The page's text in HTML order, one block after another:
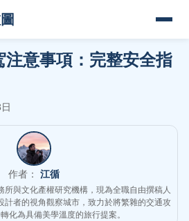
意事項：完整安全指
作者： 江循
與文化產權研究機構，現為全職自由撰稿人
計者的視角觀察城市，致力於將繁雜的交通攻
化為具備美學溫度的旅行提案。